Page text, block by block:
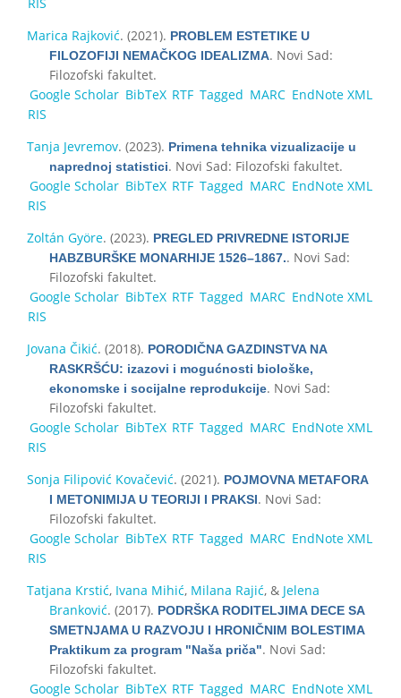
Маricа Rајkоvić. (2021). PRОBLЕМ ЕSТЕТIKЕ U
FILОZОFIЈI NЕМАČKОG IDЕАLIZМА. Novi Sad:
Filozofski fakultet.
Google Scholar BibTeX RTF Tagged MARC EndNote XML
RIS
Tanja Jevremov. (2023). Primena tehnika vizualizacije u
naprednoj statistici. Novi Sad: Filozofski fakultet.
Google Scholar BibTeX RTF Tagged MARC EndNote XML
RIS
Zoltán Györe. (2023). PREGLED PRIVREDNE ISTORIJE
HABZBURŠKE MONARHIJE 1526–1867.. Novi Sad:
Filozofski fakultet.
Google Scholar BibTeX RTF Tagged MARC EndNote XML
RIS
Jovana Čikić. (2018). PORODIČNA GAZDINSTVA NA
RASKRŠĆU: izazovi i mogućnosti biološke,
ekonomske i socijalne reprodukcije. Novi Sad:
Filozofski fakultet.
Google Scholar BibTeX RTF Tagged MARC EndNote XML
RIS
Sonja Filipović Kovačević. (2021). POJMOVNA METAFORA
I METONIMIJA U TEORIJI I PRAKSI. Novi Sad:
Filozofski fakultet.
Google Scholar BibTeX RTF Tagged MARC EndNote XML
RIS
Tatjana Krstić, Ivana Mihić, Milana Rajić, & Jelena
Branković. (2017). PODRŠKA RODITELJIMA DECE SA
SMETNJAMA U RAZVOJU I HRONIČNIM BOLESTIMA
Praktikum za program "Naša priča". Novi Sad:
Filozofski fakultet.
Google Scholar BibTeX RTF Tagged MARC EndNote XML